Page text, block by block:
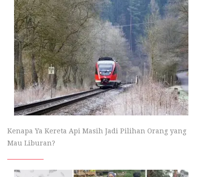
Kenapa Ya Kereta Api Masih Jadi Pilihan Orang yang
Mau Liburan?